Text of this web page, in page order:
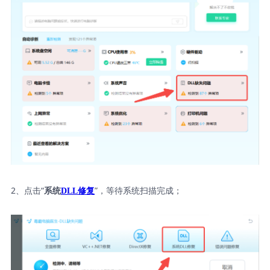
2、点击“系统DLL修复”，等待系统扫描完成；